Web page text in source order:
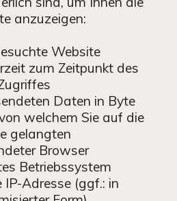
anzuzeigen:
Website
zum Zeitpunkt des
Daten in Byte
welchem Sie auf die
gelangten
Browser
Betriebssystem
Adresse (ggf.: in